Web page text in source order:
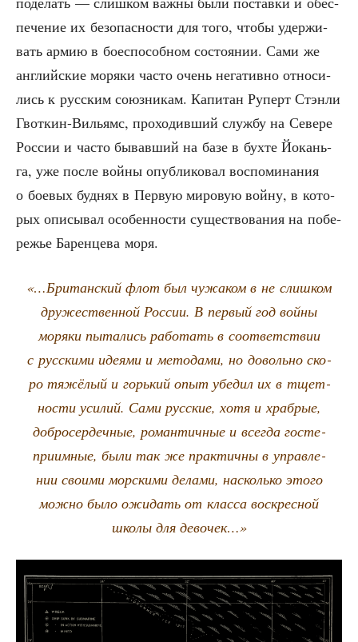
пе­че­ние их без­опас­но­сти для того, что­бы удер­жи­
вать армию в бое­спо­соб­ном состо­я­нии. Сами же
англий­ские моря­ки часто очень нега­тив­но отно­си­
лись к рус­ским союз­ни­кам. Капи­тан Руперт Стэн­ли
Гвот­кин-Вильямс, про­хо­див­ший служ­бу на Севе­ре
Рос­сии и часто бывав­ший на базе в бух­те Йока­нь­
га, уже после вой­ны опуб­ли­ко­вал вос­по­ми­на­ния
о бое­вых буд­нях в Первую миро­вую вой­ну, в кото­
рых опи­сы­вал осо­бен­но­сти суще­ство­ва­ния на побе­
ре­жье Барен­це­ва моря.
«…Бри­тан­ский флот был чужа­ком в не слиш­ком
дру­же­ствен­ной Рос­сии. В пер­вый год вой­ны
моря­ки пыта­лись рабо­тать в соот­вет­ствии
с рус­ски­ми иде­я­ми и мето­да­ми, но доволь­но ско­
ро тяжё­лый и горь­кий опыт убе­дил их в тщет­
но­сти уси­лий. Сами рус­ские, хотя и храб­рые,
доб­ро­сер­деч­ные, роман­тич­ные и все­гда госте­
при­им­ные, были так же прак­тич­ны в управ­ле­
нии сво­и­ми мор­ски­ми дела­ми, насколь­ко это­го
мож­но было ожи­дать от клас­са вос­крес­ной
шко­лы для девочек…»